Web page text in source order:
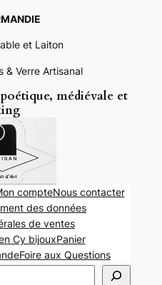
et Laiton
& Verre Artisanal
médiévale et
compteNous contacter
des données
de ventes
Cy bijouxPanier
Foire aux Questions